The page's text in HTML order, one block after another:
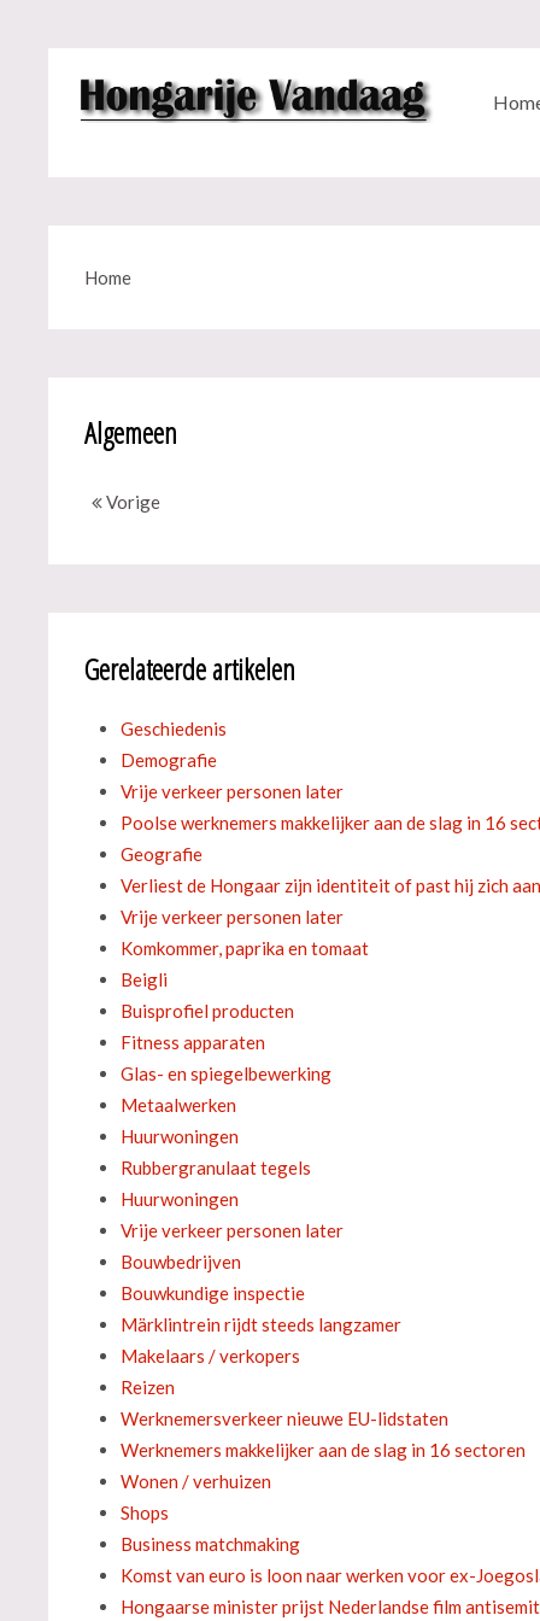
Home
Algemeen
Vorige
Gerelateerde artikelen
Geschiedenis
Demografie
Vrije verkeer personen later
Poolse werknemers makkelijker aan de slag in 16
Geografie
Verliest de Hongaar zijn identiteit of past hij zich
Vrije verkeer personen later
Komkommer, paprika en tomaat
Beigli
Buisprofiel producten
Fitness apparaten
Glas- en spiegelbewerking
Metaalwerken
Huurwoningen
Rubbergranulaat tegels
Huurwoningen
Vrije verkeer personen later
Bouwbedrijven
Bouwkundige inspectie
Märklintrein rijdt steeds langzamer
Makelaars / verkopers
Reizen
Werknemersverkeer nieuwe EU-lidstaten
Werknemers makkelijker aan de slag in 16 sectoren
Wonen / verhuizen
Shops
Business matchmaking
Komst van euro is loon naar werken voor ex-
Hongaarse minister prijst Nederlandse film